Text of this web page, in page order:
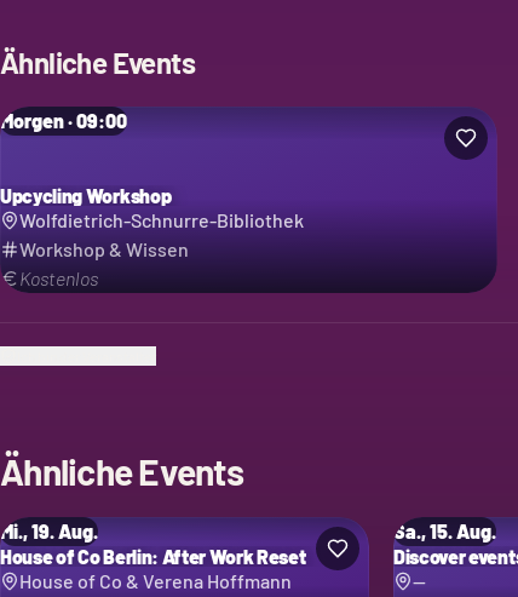
Ähnliche Events
Morgen · 09:00
Upcycling Workshop
Wolfdietrich-Schnurre-Bibliothek
Workshop & Wissen
Kostenlos
Ähnliche Events
Mi., 19. Aug.
House of Co Berlin: After Work Reset
House of Co & Verena Hoffmann
Sa., 15. Aug.
Discover
--